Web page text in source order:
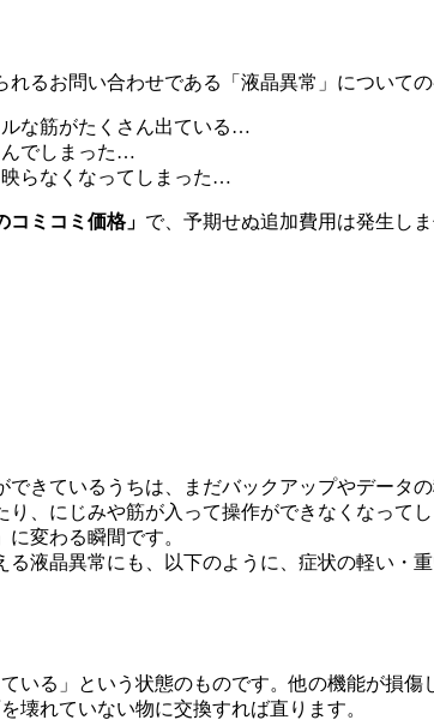
るお問い合わせである「液晶異常」についての
な筋がたくさん出ている…
んでしまった…
らなくなってしまった…
コミコミ価格」 で、予期せぬ追加費用は発生しま
きているうちは、まだバックアップやデータの
り、にじみや筋が入って操作ができなくなってし
変わる瞬間です。
液晶異常にも、以下のように、症状の軽い・重
いる」という状態のものです。他の機能が損傷
壊れていない物に交換すれば直ります。